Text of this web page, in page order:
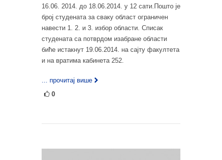
16.06. 2014. до 18.06.2014. у 12 сати.Пошто је
број студената за сваку област ограничен
навести 1. 2. и 3. избор области. Списак
студената са потврдом изабране области
биће истакнут 19.06.2014. на сајту факултета
и на вратима кабинета 252.
... прочитај више
0